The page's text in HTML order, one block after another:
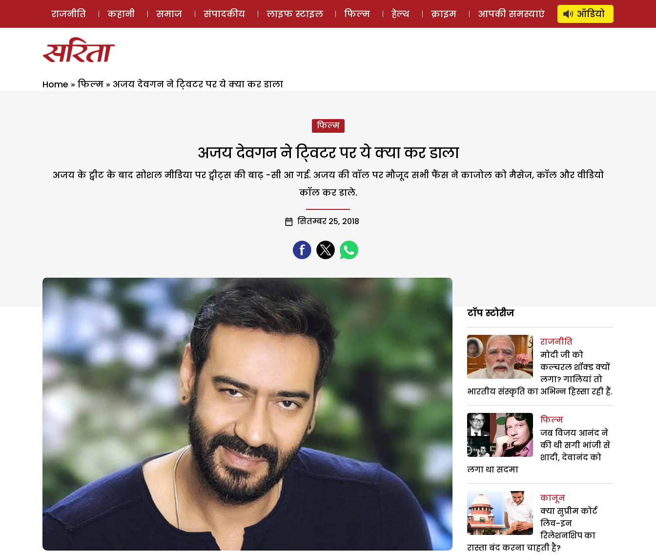
ई-मैगज़ीन ऑडियो स्टोरी लॉग इन ⚲ SUBSCRIBE
राजनीति कहानी समाज संपादकीय लाइफ स्टाइल फिल्म हेल्थ क्राइम आपकी समस्याएं ऑडियो
Home » फिल्म » अजय देवगन ने टि्वटर पर ये क्या कर डाला
फिल्म
अजय देवगन ने टि्वटर पर ये क्या कर डाला
अजय के ट्वीट के बाद सोशल मीडिया पर ट्वीट्स की बाढ़ -सी आ गई. अजय की वॉल पर मौजूद सभी फैंस ने काजोल को मैसेज, कॉल और वीडियो
कॉल कर डाले.
सितम्बर 25, 2018
टॉप स्टोरीज
राजनीति
मोदी जी को
कल्चरल शॉक्ड क्यों
लगा? गालियां तो
भारतीय संस्कृति का अभिन्न हिस्सा रही हैं.
फिल्म
जब विजय आनंद ने
की थी सगी भांजी से
शादी, देवानंद को
लगा था सदमा
कानून
क्या सुप्रीम कोर्ट
लिव-इन
रिलेशनशिप का
रास्ता बंद करना चाहती है?